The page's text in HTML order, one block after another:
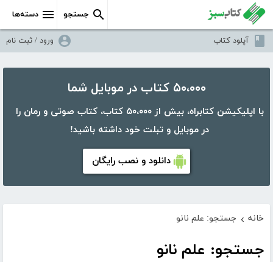
دسته‌ها جستجو
آپلود کتاب ورود / ثبت نام
۵۰،۰۰۰ کتاب در موبایل شما
با اپلیکیشن کتابراه، بیش از ۵۰،۰۰۰ کتاب، کتاب صوتی و رمان را
در موبایل و تبلت خود داشته باشید!
دانلود و نصب رایگان
خانه › جستجو: علم نانو
جستجو: علم نانو